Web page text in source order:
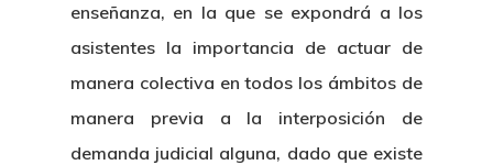
enseñanza, en la que se expondrá a los
asistentes la importancia de actuar de
manera colectiva en todos los ámbitos de
manera previa a la interposición de
demanda judicial alguna, dado que existe